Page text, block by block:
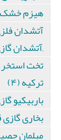
هیزم خشک
آتشدان
,آتشدان
تخت استخر
ترکیه (۴)
باربیکیو
بخاری گازی